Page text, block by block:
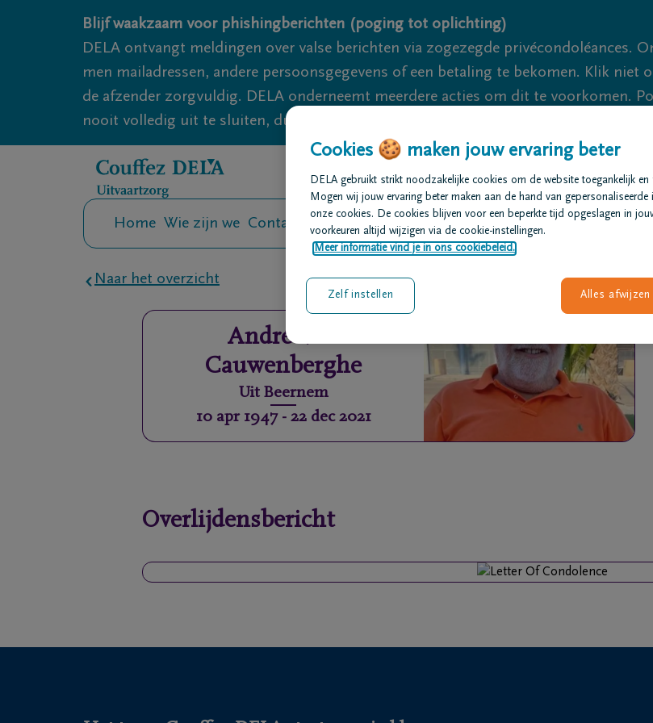
Overslaan en naar inhoud gaan
Blijf waakzaam voor phishingberichten (poging tot oplichting)
DELA ontvangt meldingen over valse berichten via zogezegde privécondoléances.
men mailadressen, andere persoonsgegevens of een betaling te bekomen. Klik
de afzender zorgvuldig. DELA onderneemt meerdere acties om dit te voorkomen.
nooit volledig uit te sluiten, dus blijf waakzaam.
Home Wie zijn we Contact Uitvaart regelen Overlijdensberichten Ons
Naar het overzicht
André Van
Cauwenberghe
Uit Beernem
10 apr 1947- 22 dec 2021
Overlijdensbericht
Cookies 🍪 maken jouw ervaring beter
DELA gebruikt strikt noodzakelijke cookies om de website toegankelijk en
Mogen wij jouw ervaring beter maken aan de hand van gepersonaliseerde
onze cookies. De cookies blijven voor een beperkte tijd opgeslagen in
voorkeuren altijd wijzigen via de cookie-instellingen.
Meer informatie vind je in ons cookiebeleid.
Alles afwijzen
Zelf instellen